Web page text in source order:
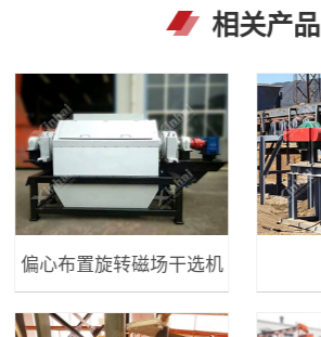
相关产品
偏心布置旋转磁场干选机